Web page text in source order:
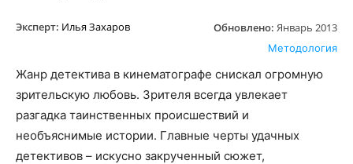
Эксперт: Илья Захаров Обновлено: Январь 2013
Методология
Жанр детектива в кинематографе снискал огромную
зрительскую любовь. Зрителя всегда увлекает
разгадка таинственных происшествий и
необъяснимые истории. Главные черты удачных
детективов – искусно закрученный сюжет,